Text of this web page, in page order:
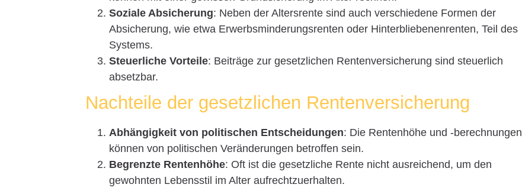
Soziale Absicherung: Neben der Altersrente sind auch verschiedene Formen der
Absicherung, wie etwa Erwerbsminderungsrenten oder Hinterbliebenenrenten, Teil des
Systems.
Steuerliche Vorteile: Beiträge zur gesetzlichen Rentenversicherung sind steuerlich
absetzbar.
Nachteile der gesetzlichen Rentenversicherung
Abhängigkeit von politischen Entscheidungen: Die Rentenhöhe und -berechnungen
können von politischen Veränderungen betroffen sein.
Begrenzte Rentenhöhe: Oft ist die gesetzliche Rente nicht ausreichend, um den
gewohnten Lebensstil im Alter aufrechtzuerhalten.